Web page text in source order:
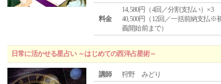
料金
14,580円（4回／分割支払い）×3
40,500円（12回／一括前納支払※
義開始前まで）
日常に活かせる星占い ～はじめての西洋占星術～
講師 狩野 みどり